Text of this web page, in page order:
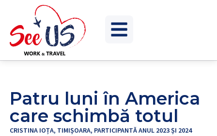
Patru luni în America
care schimbă totul
CRISTINA IOȚA, TIMIȘOARA, PARTICIPANTĂ ANUL 2023 ȘI 2024